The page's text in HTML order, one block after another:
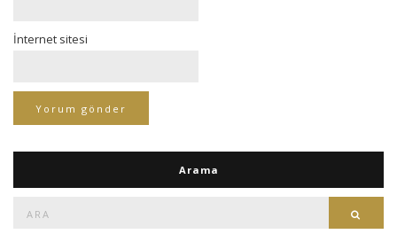
İnternet sitesi
Arama